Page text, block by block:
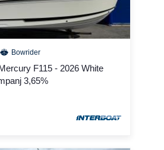
Bowrider
F115 - 2026 White
3,65%